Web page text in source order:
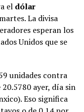
el dólar
La divisa
esperan los
Unidos que se
unidades contra
ayer, día sin
Eso significa